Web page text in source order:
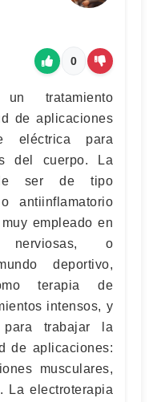
0
tratamiento
de aplicaciones
eléctrica para
del cuerpo. La
ser de tipo
antiinflamatorio
empleado en
nerviosas, o
deportivo,
terapia de
intensos, y
para trabajar la
de aplicaciones:
musculares,
La electroterapia